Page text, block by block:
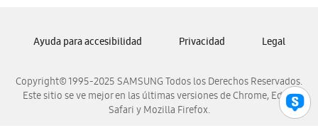
Samsung Venezuela
Copyright© 1995-2025 SAMSUNG Todos los Derechos Reservados.
Este sitio se ve mejor en las últimas versiones de Chrome, Edge,
Safari y Mozilla Firefox.
Ayuda para accesibilidad Privacidad Legal